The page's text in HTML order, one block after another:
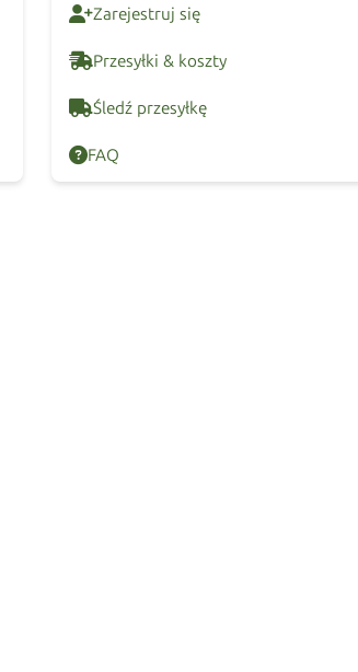
Zarejestruj się
Przesyłki & koszty
Śledź przesyłkę
FAQ